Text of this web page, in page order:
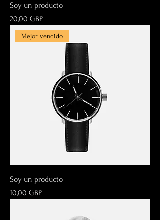
Soy un producto
Precio
20,00 GBP
Mejor vendido
Soy un producto
Precio
10,00 GBP